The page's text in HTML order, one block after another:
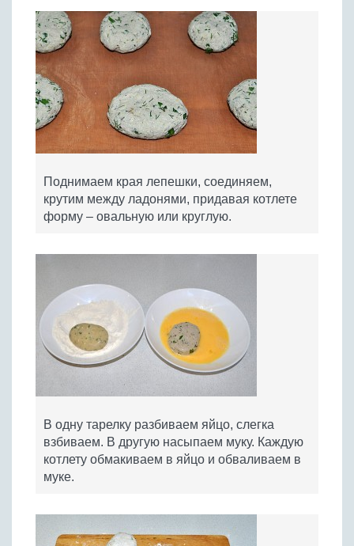
Поднимаем края лепешки, соединяем,
крутим между ладонями, придавая котлете
форму – овальную или круглую.
В одну тарелку разбиваем яйцо, слегка
взбиваем. В другую насыпаем муку. Каждую
котлету обмакиваем в яйцо и обваливаем в
муке.